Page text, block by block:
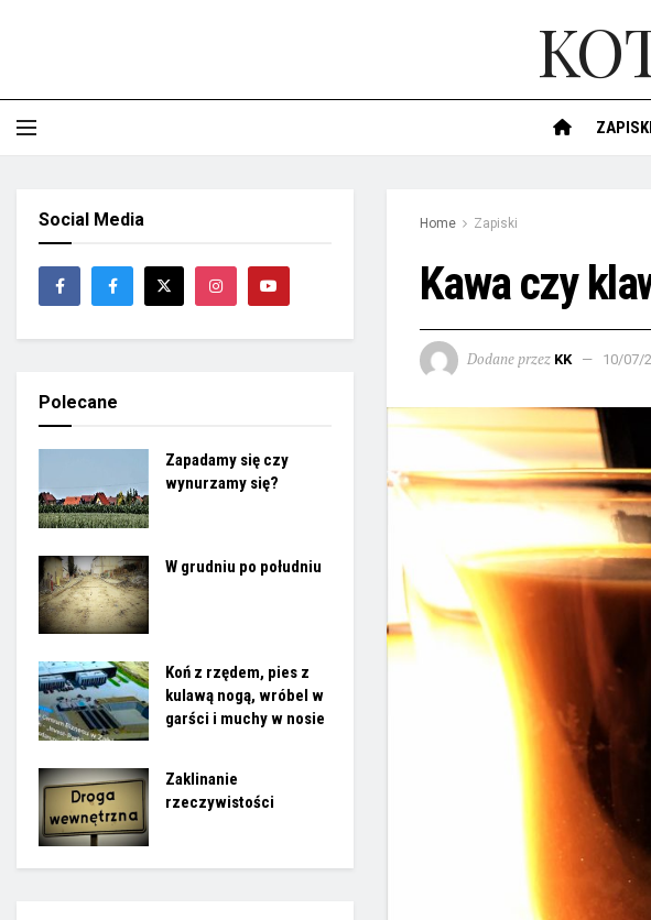
ZAPISKI
Home Zapiski
Kawa czy
Dodane przez KK 10/07/
Social Media
Polecane
Zapadamy się czy
wynurzamy się?
W grudniu po południu
Koń z rzędem, pies z
kulawą nogą, wróbel w
garści i muchy w nosie
Zaklinanie
rzeczywistości